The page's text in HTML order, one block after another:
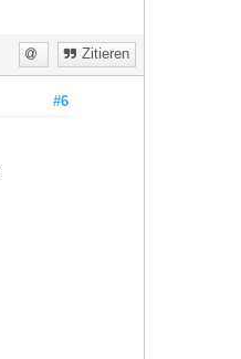
Zitieren
#6